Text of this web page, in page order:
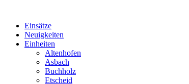
Einsätze
Neuigkeiten
Einheiten
Altenhofen
Asbach
Buchholz
Etscheid